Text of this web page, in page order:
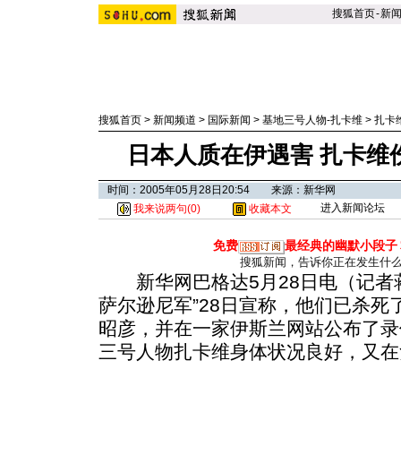
搜狐首页-新闻
搜狐首页 > 新闻频道 > 国际新闻 > 基地三号人物-扎卡维 > 扎卡
日本人质在伊遇害 扎卡维
时间：2005年05月28日20:54 来源：新华网
我来说两句(0) 收藏本文 进入新闻论坛
免费 最经典的幽默小段子
搜狐新闻，告诉你正在发生什
新华网巴格达5月28日电（记者
萨尔逊尼军”28日宣称，他们已杀死
昭彦，并在一家伊斯兰网站公布了
三号人物扎卡维身体状况良好，又在